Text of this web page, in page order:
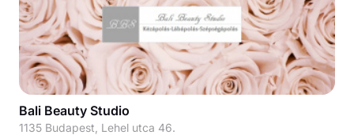
Bali Beauty Studio
1135 Budapest, Lehel utca 46.